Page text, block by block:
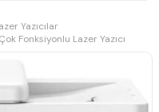
Yazıcılar
Fonksiyonlu Lazer Yazıcı